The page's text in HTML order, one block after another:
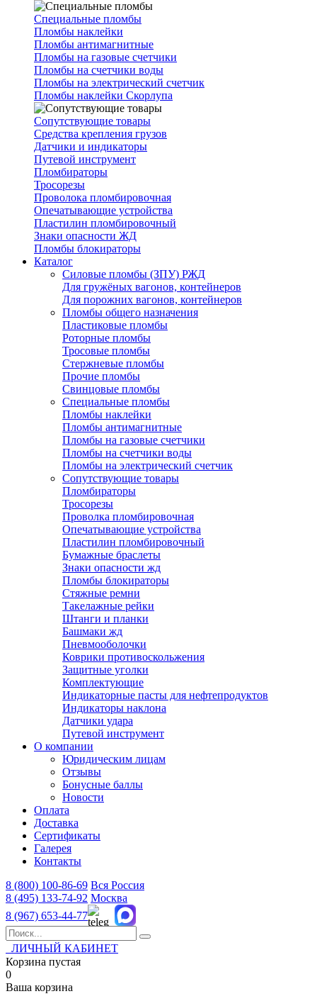
Специальные пломбы
Пломбы наклейки
Пломбы антимагнитные
Пломбы на газовые счетчики
Пломбы на счетчики воды
Пломбы на электрический счетчик
Пломбы наклейки Скорлупа
Сопутствующие товары
Средства крепления грузов
Датчики и индикаторы
Путевой инструмент
Пломбираторы
Тросорезы
Проволока пломбировочная
Опечатывающие устройства
Пластилин пломбировочный
Знаки опасности ЖД
Пломбы блокираторы
Каталог
Силовые пломбы (ЗПУ) РЖД
Для гружёных вагонов, контейнеров
Для порожних вагонов, контейнеров
Пломбы общего назначения
Пластиковые пломбы
Роторные пломбы
Тросовые пломбы
Стержневые пломбы
Прочие пломбы
Свинцовые пломбы
Специальные пломбы
Пломбы наклейки
Пломбы антимагнитные
Пломбы на газовые счетчики
Пломбы на счетчики воды
Пломбы на электрический счетчик
Сопутствующие товары
Пломбираторы
Тросорезы
Проволка пломбировочная
Опечатывающие устройства
Пластилин пломбировочный
Бумажные браслеты
Знаки опасности жд
Пломбы блокираторы
Стяжные ремни
Такелажные рейки
Штанги и планки
Башмаки жд
Пневмооболочки
Коврики противоскольжения
Защитные уголки
Комплектующие
Индикаторные пасты для нефтепродуктов
Индикаторы наклона
Датчики удара
Путевой инструмент
О компании
Юридическим лицам
Отзывы
Бонусные баллы
Новости
Оплата
Доставка
Сертификаты
Галерея
Контакты
8 (800) 100-86-69 Вся Россия
8 (495) 133-74-92 Москва
8 (967) 653-44-77
ЛИЧНЫЙ КАБИНЕТ
Корзина пустая
0
Ваша корзина